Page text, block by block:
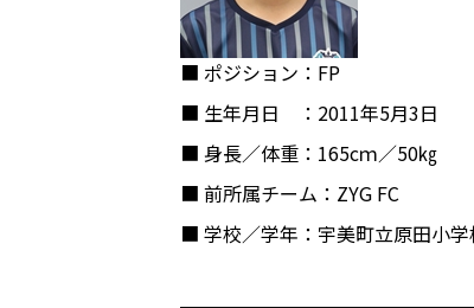
■ ポジション ：FP
■ 生年月日
：2011年5月3日
■ 身長／体重 ：165cｍ／50㎏
■ 前所属チーム ：ZYG FC
■ 学校／学年 ：宇美町立原田小